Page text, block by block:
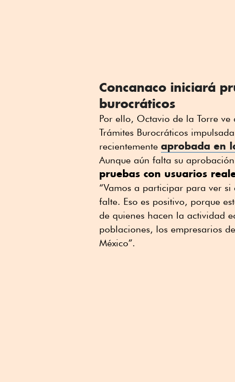
Concanaco iniciará
burocráticos
Por ello, Octavio de la Torre
Trámites Burocráticos
recientemente aprobada en
Aunque aún falta su
pruebas con usuarios
“Vamos a participar para ver
falte. Eso es positivo, porque
de quienes hacen la actividad
poblaciones, los empresarios
México”.